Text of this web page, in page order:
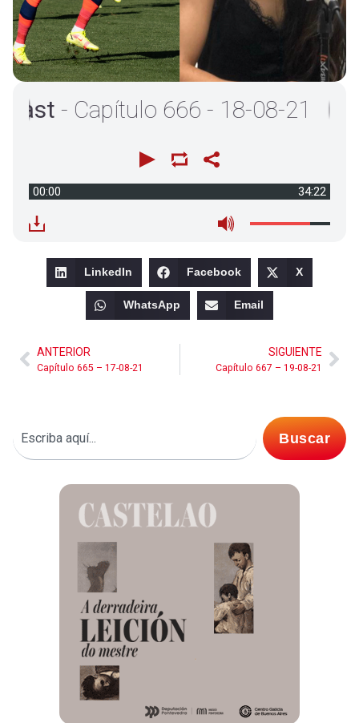
- Capítulo 666 - 18-08-21
00:00 34:22
LinkedIn Facebook X
WhatsApp Email
ANTERIOR
Capítulo 665 – 17-08-21
SIGUIENTE
Capítulo 667 – 19-08-21
Buscar